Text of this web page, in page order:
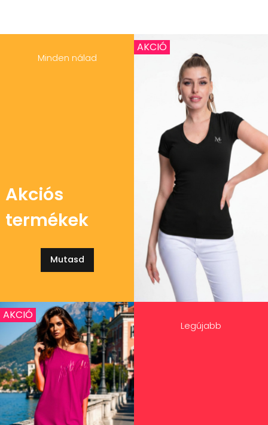
Minden nálad
Akciós
termékek
Mutasd
AKCIÓ
Legújabb
AKCIÓ